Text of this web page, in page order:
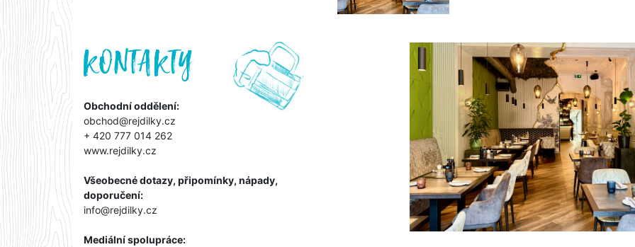
Obchodní oddělení:
obchod@rejdilky.cz
+ 420 777 014 262
www.rejdilky.cz
Všeobecné dotazy, připomínky, nápady,
doporučení:
info@rejdilky.cz
Mediální spolupráce:
Previous